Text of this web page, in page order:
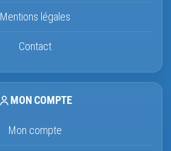
Mentions légales
Contact
MON COMPTE
Mon compte